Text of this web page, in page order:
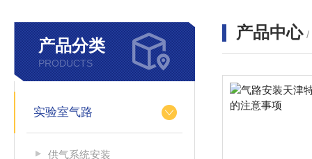
产品分类
PRODUCTS
实验室气路
供气系统安装
产品中心 /